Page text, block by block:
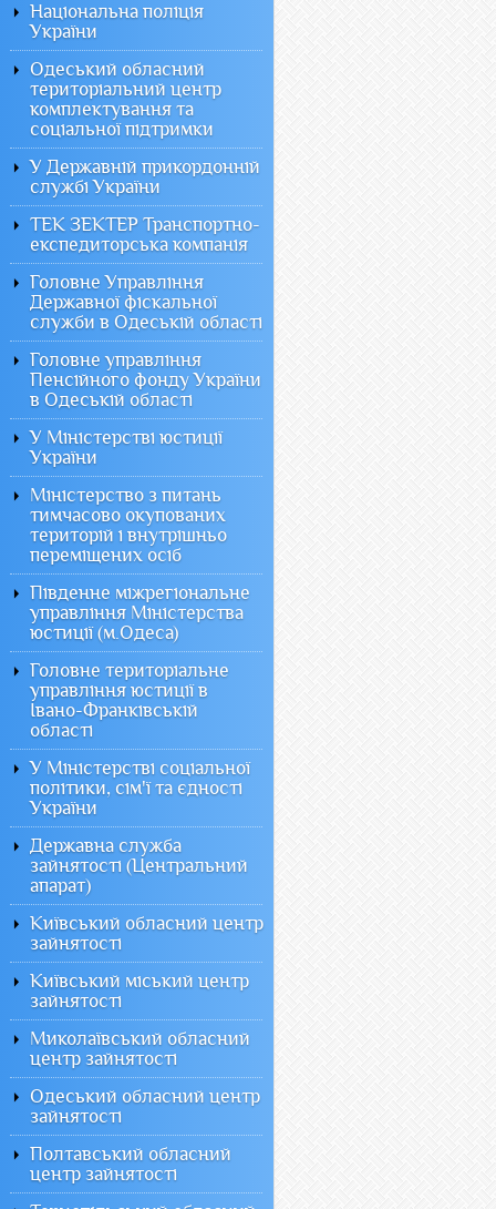
Національна поліція
України
Одеський обласний
територіальний центр
комплектування та
соціальної підтримки
У Державній прикордонній
службі України
ТЕК ЗЕКТЕР Транспортно-
експедиторська компанія
Головне Управління
Державної фіскальної
служби в Одеській області
Головне управління
Пенсійного фонду України
в Одеській області
У Міністерстві юстиції
України
Міністерство з питань
тимчасово окупованих
територій і внутрішньо
переміщених осіб
Південне міжрегіональне
управління Міністерства
юстиції (м.Одеса)
Головне територіальне
управління юстиції в
Івано-Франківській
області
У Міністерстві соціальної
політики, сім'ї та єдності
України
Державна служба
зайнятості (Центральний
апарат)
Київський обласний центр
зайнятості
Київський міський центр
зайнятості
Миколаївський обласний
центр зайнятості
Одеський обласний центр
зайнятості
Полтавський обласний
центр зайнятості